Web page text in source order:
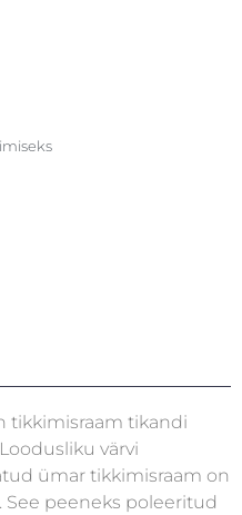
tikkimisraam tikandi
värvi
ümar tikkimisraam on
See peeneks poleeritud